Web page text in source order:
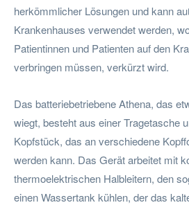
herkömmlicher Lösungen und kann
Krankenhauses verwendet werden,
Patientinnen und Patienten auf den
verbringen müssen, verkürzt wird.
Das batteriebetriebene Athena, das
wiegt, besteht aus einer Tragetasche
Kopfstück, das an verschiedene
werden kann. Das Gerät arbeitet mit
thermoelektrischen Halbleitern, den
einen Wassertank kühlen, der das